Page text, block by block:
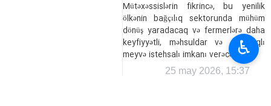
Mütəxəssislərin fikrincə, bu yenilik
ölkənin bağçılıq sektorunda mühüm
dönüş yaradacaq və fermerlərə daha
keyfiyyətli, məhsuldar və dayanıqlı
meyvə istehsalı imkanı verəcək.
25 may 2026, 15:37
♿︎